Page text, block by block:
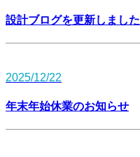
設計ブログを更新しました
2025/12/22
年末年始休業のお知らせ